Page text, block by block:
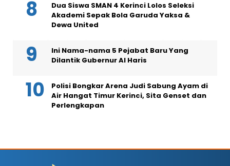
Dua Siswa SMAN 4 Kerinci Lolos Seleksi
Akademi Sepak Bola Garuda Yaksa &
Dewa United
Ini Nama-nama 5 Pejabat Baru Yang
Dilantik Gubernur Al Haris
Polisi Bongkar Arena Judi Sabung Ayam di
Air Hangat Timur Kerinci, Sita Genset dan
Perlengkapan